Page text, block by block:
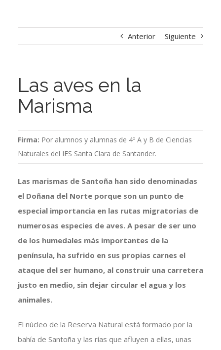
Anterior Siguiente
Las aves en la
Marisma
Firma: Por alumnos y alumnas de 4º A y B de Ciencias
Naturales del IES Santa Clara de Santander.
Las marismas de Santoña han sido denominadas
el Doñana del Norte porque son un punto de
especial importancia en las rutas migratorias de
numerosas especies de aves. A pesar de ser uno
de los humedales más importantes de la
península, ha sufrido en sus propias carnes el
ataque del ser humano, al construir una carretera
justo en medio, sin dejar circular el agua y los
animales.
El núcleo de la Reserva Natural está formado por la
bahía de Santoña y las rías que afluyen a ellas, unas